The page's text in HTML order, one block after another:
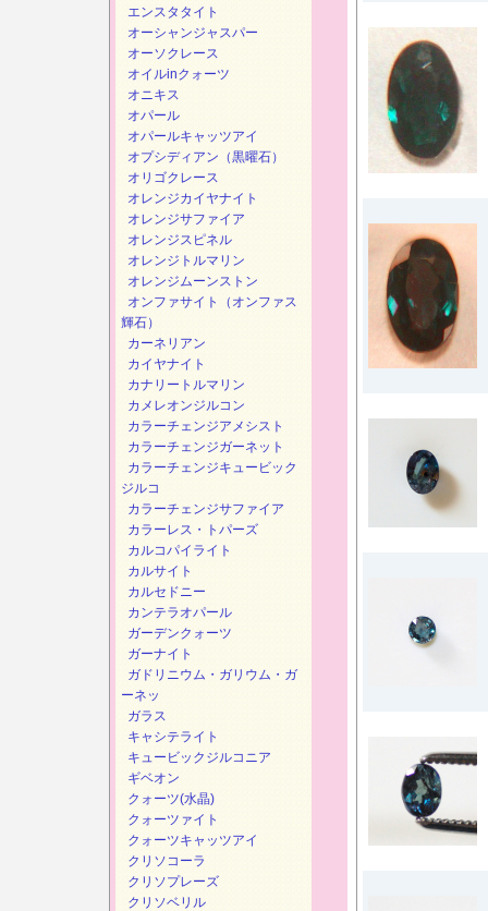
エンスタタイト
オーシャンジャスパー
オーソクレース
オイルinクォーツ
オニキス
オパール
オパールキャッツアイ
オプシディアン（黒曜石）
オリゴクレース
オレンジカイヤナイト
オレンジサファイア
オレンジスピネル
オレンジトルマリン
オレンジムーンストン
オンファサイト（オンファス
輝石）
カーネリアン
カイヤナイト
カナリートルマリン
カメレオンジルコン
カラーチェンジアメシスト
カラーチェンジガーネット
カラーチェンジキュービック
ジルコ
カラーチェンジサファイア
カラーレス・トパーズ
カルコパイライト
カルサイト
カルセドニー
カンテラオパール
ガーデンクォーツ
ガーナイト
ガドリニウム・ガリウム・ガ
ーネッ
ガラス
キャシテライト
キュービックジルコニア
ギベオン
クォーツ(水晶)
クォーツァイト
クォーツキャッツアイ
クリソコーラ
クリソプレーズ
クリソベリル